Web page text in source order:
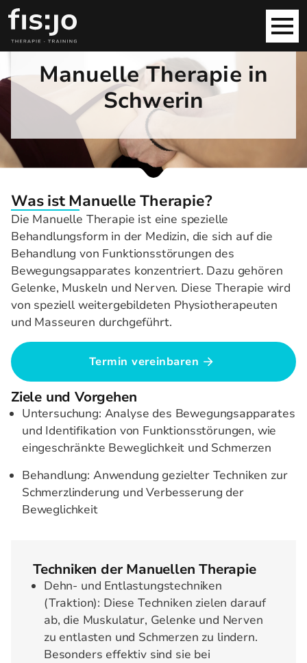
Manuelle Therapie in
Schwerin
Was ist Manuelle Therapie?
Die Manuelle Therapie ist eine spezielle
Behandlungsform in der Medizin, die sich auf die
Behandlung von Funktionsstörungen des
Bewegungsapparates konzentriert. Dazu gehören
Gelenke, Muskeln und Nerven. Diese Therapie wird
von speziell weitergebildeten Physiotherapeuten
und Masseuren durchgeführt.
Termin vereinbaren
Ziele und Vorgehen
Untersuchung: Analyse des Bewegungsapparates
und Identifikation von Funktionsstörungen, wie
eingeschränkte Beweglichkeit und Schmerzen
Behandlung: Anwendung gezielter Techniken zur
Schmerzlinderung und Verbesserung der
Beweglichkeit
Techniken der Manuellen Therapie
Dehn- und Entlastungstechniken
(Traktion): Diese Techniken zielen darauf
ab, die Muskulatur, Gelenke und Nerven
zu entlasten und Schmerzen zu lindern.
Besonders effektiv sind sie bei